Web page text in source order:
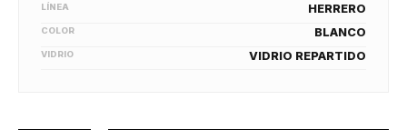
LÍNEA HERRERO
COLOR BLANCO
VIDRIO VIDRIO REPARTIDO